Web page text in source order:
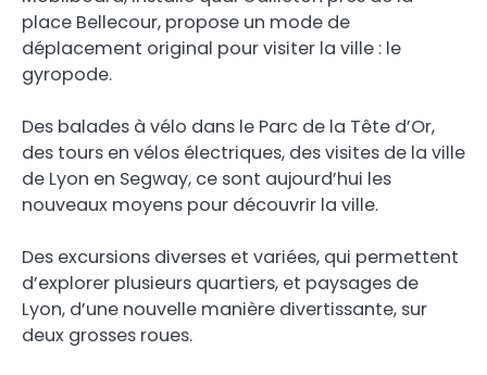
place Bellecour, propose un mode de
déplacement original pour visiter la ville : le
gyropode.
Des balades à vélo dans le Parc de la Tête d’Or,
des tours en vélos électriques, des visites de la ville
de Lyon en Segway, ce sont aujourd’hui les
nouveaux moyens pour découvrir la ville.
Des excursions diverses et variées, qui permettent
d’explorer plusieurs quartiers, et paysages de
Lyon, d’une nouvelle manière divertissante, sur
deux grosses roues.